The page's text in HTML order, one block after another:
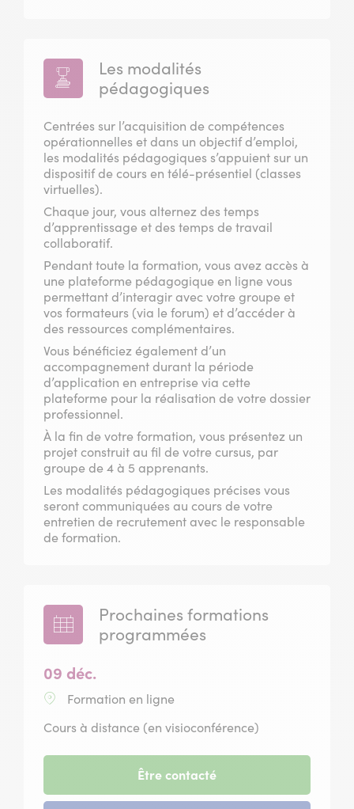
Les modalités
pédagogiques
Centrées sur l’acquisition de compétences
opérationnelles et dans un objectif d’emploi,
les modalités pédagogiques s’appuient sur un
dispositif de cours en télé-présentiel (classes
virtuelles).
Chaque jour, vous alternez des temps
d’apprentissage et des temps de travail
collaboratif.
Pendant toute la formation, vous avez accès à
une plateforme pédagogique en ligne vous
permettant d’interagir avec votre groupe et
vos formateurs (via le forum) et d’accéder à
des ressources complémentaires.
Vous bénéficiez également d’un
accompagnement durant la période
d’application en entreprise via cette
plateforme pour la réalisation de votre dossier
professionnel.
À la fin de votre formation, vous présentez un
projet construit au fil de votre cursus, par
groupe de 4 à 5 apprenants.
Les modalités pédagogiques précises vous
seront communiquées au cours de votre
entretien de recrutement avec le responsable
de formation.
Prochaines formations
programmées
09 déc.
Formation en ligne
Cours à distance (en visioconférence)
Être contacté-
du